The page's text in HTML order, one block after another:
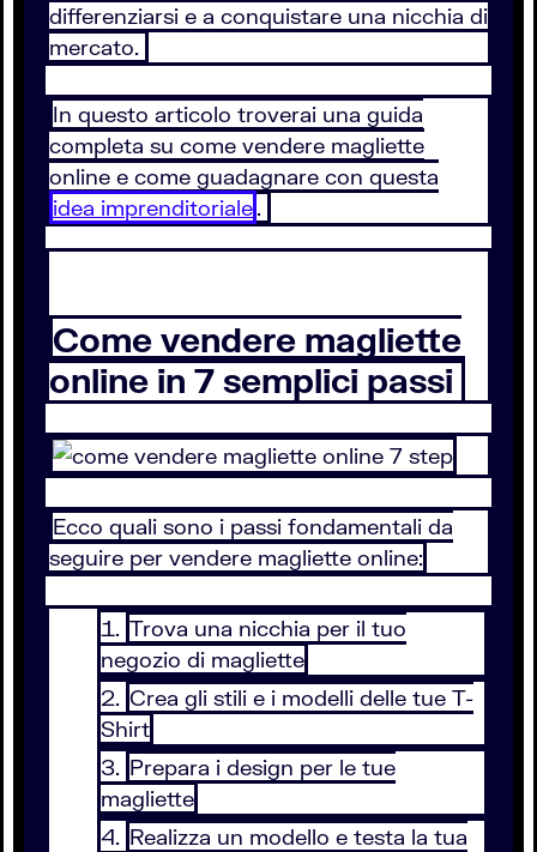
differenziarsi e a conquistare una nicchia di
mercato.
In questo articolo troverai una guida
completa su come vendere magliette
online e come guadagnare con questa
idea imprenditoriale.
Come vendere magliette
online in 7 semplici passi
Ecco quali sono i passi fondamentali da
seguire per vendere magliette online:
Trova una nicchia per il tuo
negozio di magliette
Crea gli stili e i modelli delle tue T-
Shirt
Prepara i design per le tue
magliette
Realizza un modello e testa la tua